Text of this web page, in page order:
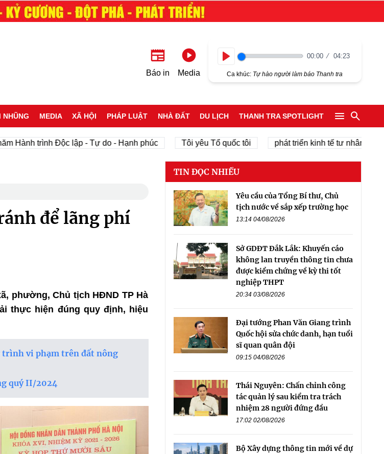
Báo in Media
00:00 04:23
Ca khúc: Tự hào người làm báo Thanh tra
NHŨNG MEDIA XÃ HỘI PHÁP LUẬT NHÀ ĐẤT DU LỊCH THANH TRA SPOTLIGHT
trình Độc lập - Tự do - Hạnh phúc Tôi yêu Tổ quốc tôi phát triển kinh tế tư nhân
để lãng phí
phường, Chủ tịch HĐND TP Hà
thực hiện đúng quy định, hiệu
trình vi phạm trên đất nông
quý II/2024
TIN ĐỌC NHIỀU
Yêu cầu của Tổng Bí thư, Chủ
tịch nước về sắp xếp trường học
13:14 04/08/2026
Sở GDĐT Đắk Lắk: Khuyến cáo
không lan truyền thông tin chưa
được kiểm chứng về kỳ thi tốt
nghiệp THPT
20:34 03/08/2026
Đại tướng Phan Văn Giang trình
Quốc hội sửa chức danh, hạn tuổi
sĩ quan quân đội
09:15 04/08/2026
Thái Nguyên: Chấn chỉnh công
tác quản lý sau kiểm tra trách
nhiệm 28 người đứng đầu
17:02 02/08/2026
Bộ Xây dựng thông tin mới về dự